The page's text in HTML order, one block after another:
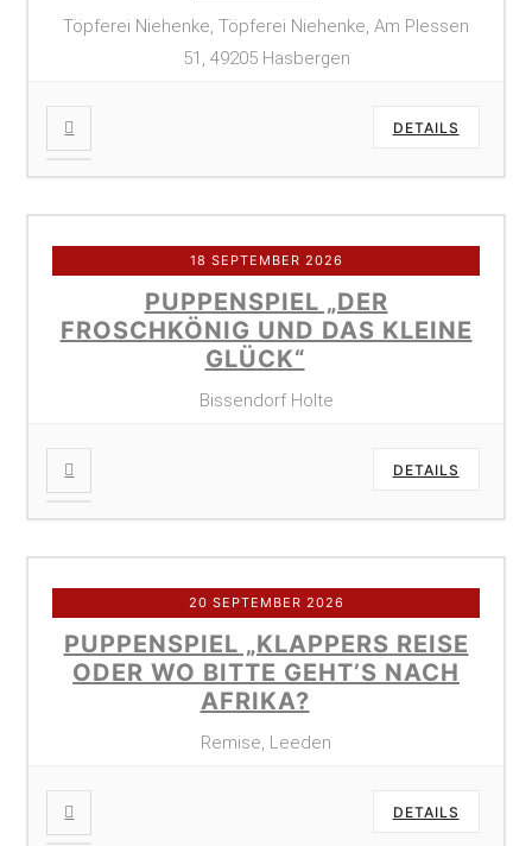
Töpferei Niehenke, Töpferei Niehenke, Am Plessen
51, 49205 Hasbergen
DETAILS
18 SEPTEMBER 2026
PUPPENSPIEL „DER
FROSCHKÖNIG UND DAS KLEINE
GLÜCK“
Bissendorf Holte
DETAILS
20 SEPTEMBER 2026
PUPPENSPIEL „KLAPPERS REISE
ODER WO BITTE GEHT’S NACH
AFRIKA?
Remise, Leeden
DETAILS